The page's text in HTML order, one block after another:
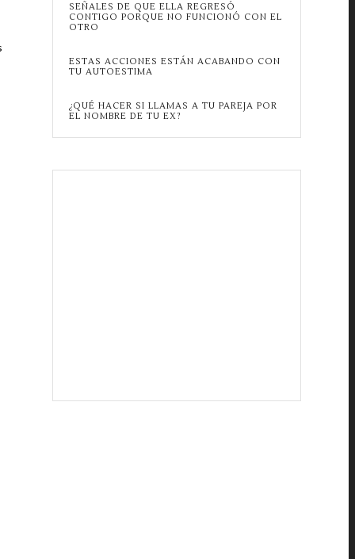
SEÑALES DE QUE ELLA REGRESÓ
CONTIGO PORQUE NO FUNCIONÓ CON EL
OTRO
ESTAS ACCIONES ESTÁN ACABANDO CON
TU AUTOESTIMA
¿QUÉ HACER SI LLAMAS A TU PAREJA POR
EL NOMBRE DE TU EX?